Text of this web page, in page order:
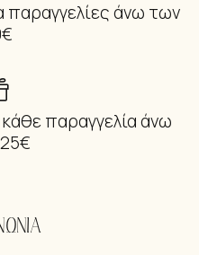
παραγγελίες άνω των
παραγγελία άνω